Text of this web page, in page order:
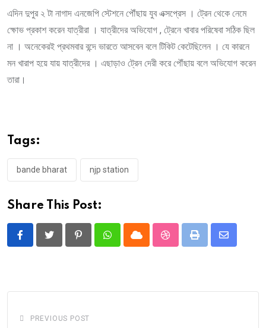
এদিন দুপুর ২ টা নাগাদ এনজেপি স্টেশনে পৌঁছায় যুব এক্সপ্রেস । ট্রেন থেকে নেমে
ক্ষোভ প্রকাশ করেন যাত্রীরা । যাত্রীদের অভিযোগ , ট্রেনে খাবার পরিষেবা সঠিক ছিল
না । অনেকেরই প্রথমবার বন্দে ভারতে আসবেন বলে টিকিট কেটেছিলেন । যে কারনে
মন খারাপ হয়ে যায় যাত্রীদের । এছাড়াও ট্রেন দেরী করে পৌঁছায় বলে অভিযোগ করেন
তারা।
Tags:
bande bharat njp station
Share This Post:
PinterestWhatsappCloud StumbleUpon
Print
Share
PREVIOUS POST